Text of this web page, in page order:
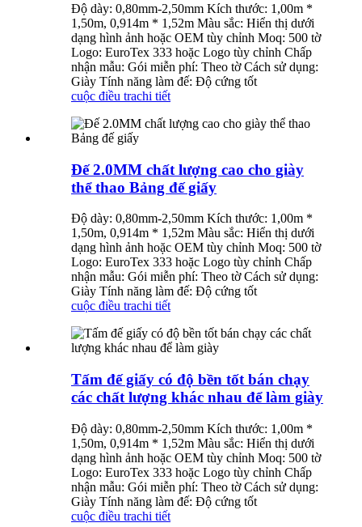
Độ dày: 0,80mm-2,50mm Kích thước: 1,00m *
1,50m, 0,914m * 1,52m Màu sắc: Hiển thị dưới
dạng hình ảnh hoặc OEM tùy chỉnh Moq: 500 tờ
Logo: EuroTex 333 hoặc Logo tùy chỉnh Chấp
nhận mẫu: Gói miễn phí: Theo tờ Cách sử dụng:
Giày Tính năng làm đế: Độ cứng tốt
cuộc điều trachi tiết
Đế 2.0MM chất lượng cao cho giày
thể thao Bảng đế giấy
Độ dày: 0,80mm-2,50mm Kích thước: 1,00m *
1,50m, 0,914m * 1,52m Màu sắc: Hiển thị dưới
dạng hình ảnh hoặc OEM tùy chỉnh Moq: 500 tờ
Logo: EuroTex 333 hoặc Logo tùy chỉnh Chấp
nhận mẫu: Gói miễn phí: Theo tờ Cách sử dụng:
Giày Tính năng làm đế: Độ cứng tốt
cuộc điều trachi tiết
Tấm đế giấy có độ bền tốt bán chạy
các chất lượng khác nhau để làm giày
Độ dày: 0,80mm-2,50mm Kích thước: 1,00m *
1,50m, 0,914m * 1,52m Màu sắc: Hiển thị dưới
dạng hình ảnh hoặc OEM tùy chỉnh Moq: 500 tờ
Logo: EuroTex 333 hoặc Logo tùy chỉnh Chấp
nhận mẫu: Gói miễn phí: Theo tờ Cách sử dụng:
Giày Tính năng làm đế: Độ cứng tốt
cuộc điều trachi tiết